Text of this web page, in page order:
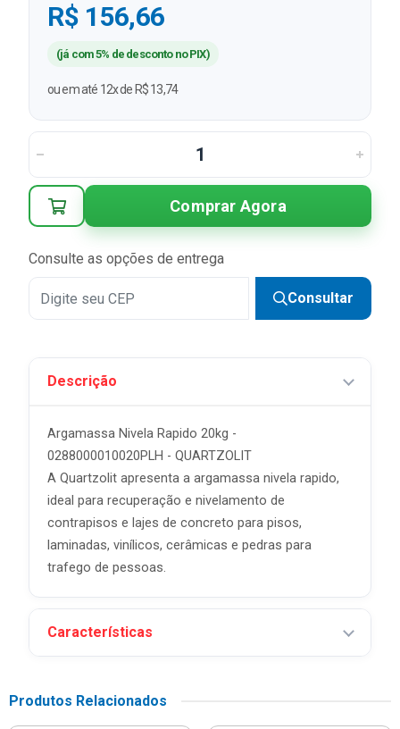
R$ 156,66
(já com 5% de desconto no PIX)
ou em até 12x de R$ 13,74
Comprar Agora
Consulte as opções de entrega
Consultar
Descrição
Argamassa Nivela Rapido 20kg -
0288000010020PLH - QUARTZOLIT
A Quartzolit apresenta a argamassa nivela rapido,
ideal para recuperação e nivelamento de
contrapisos e lajes de concreto para pisos,
laminadas, vinílicos, cerâmicas e pedras para
trafego de pessoas.
Características
Produtos Relacionados